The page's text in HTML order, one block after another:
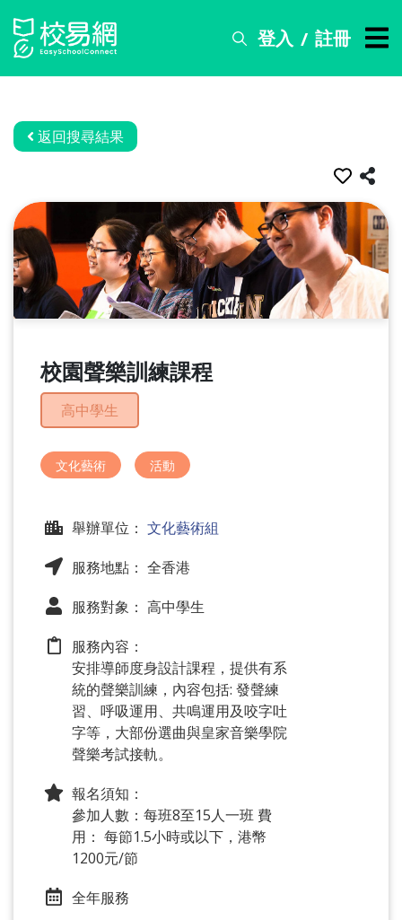
登入 / 註冊
搜
務
資
訊
關
於
我
返回搜尋結果
校園聲樂訓練課程
高中學生
文化藝術 活動
舉辦單位： 文化藝術組
服務地點： 全香港
服務對象： 高中學生
服務內容：
安排導師度身設計課程，提供有系
統的聲樂訓練，內容包括: 發聲練
習、呼吸運用、共鳴運用及咬字吐
字等，大部份選曲與皇家音樂學院
聲樂考試接軌。
報名須知：
參加人數：每班8至15人一班 費
用： 每節1.5小時或以下，港幣
1200元/節
全年服務